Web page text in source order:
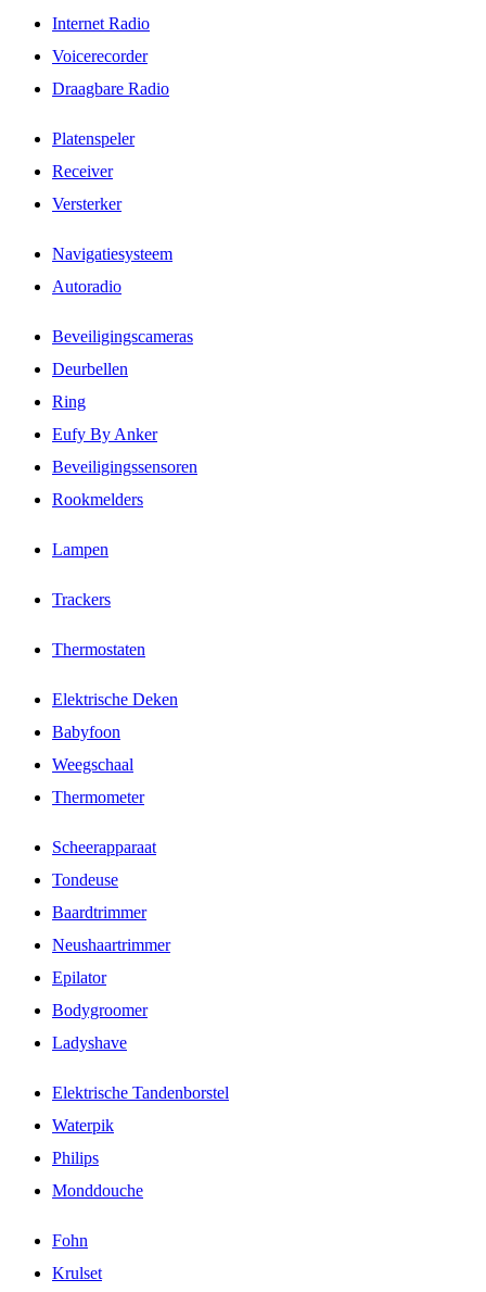
Internet Radio
Voicerecorder
Draagbare Radio
Platenspeler
Receiver
Versterker
Navigatiesysteem
Autoradio
Beveiligingscameras
Deurbellen
Ring
Eufy By Anker
Beveiligingssensoren
Rookmelders
Lampen
Trackers
Thermostaten
Elektrische Deken
Babyfoon
Weegschaal
Thermometer
Scheerapparaat
Tondeuse
Baardtrimmer
Neushaartrimmer
Epilator
Bodygroomer
Ladyshave
Elektrische Tandenborstel
Waterpik
Philips
Monddouche
Fohn
Krulset